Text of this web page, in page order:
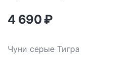
4 690₽
Чуни серые Тигра